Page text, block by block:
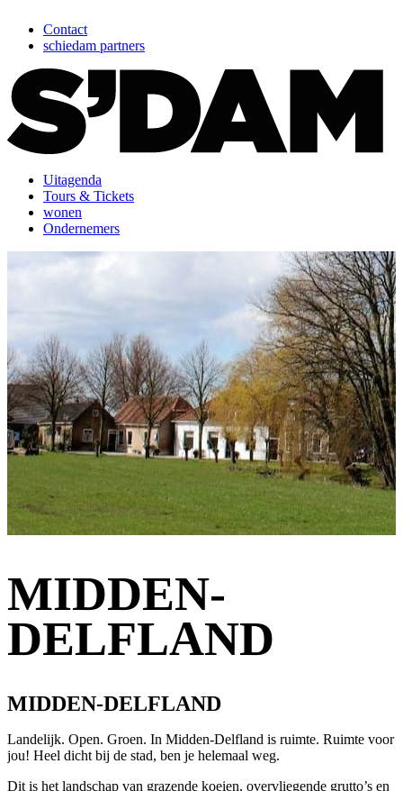
Contact
schiedam partners
Uitagenda
Tours & Tickets
wonen
Ondernemers
MIDDEN-
DELFLAND
MIDDEN-DELFLAND
Landelijk. Open. Groen. In Midden-Delfland is ruimte. Ruimte voor
jou! Heel dicht bij de stad, ben je helemaal weg.
Dit is het landschap van grazende koeien, overvliegende grutto’s en